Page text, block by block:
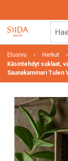
content
Etusivu Herkut
Käsintehdyt suklaat,
Saunakammari Tulen